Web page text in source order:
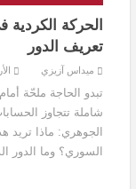
الحركة
تعريف الدور
ميداس آزيزي
تبدو الحاجة ملحّة
شاملة تتجاوز
الجوهري: ماذا
السوري؟ وما الدور